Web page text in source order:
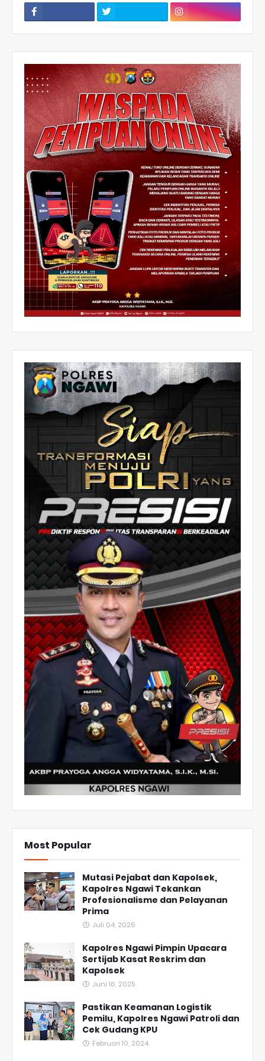
Most Popular
Mutasi Pejabat dan Kapolsek,
Kapolres Ngawi Tekankan
Profesionalisme dan Pelayanan
Prima
Juli 04, 2026
Kapolres Ngawi Pimpin Upacara
Sertijab Kasat Reskrim dan
Kapolsek
Juni 16, 2025
Pastikan Keamanan Logistik
Pemilu, Kapolres Ngawi Patroli dan
Cek Gudang KPU
Februari 10, 2024